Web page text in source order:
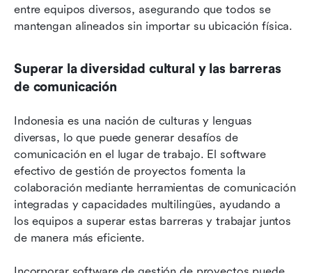
entre equipos diversos, asegurando que todos se
mantengan alineados sin importar su ubicación física.
Superar la diversidad cultural y las barreras
de comunicación
Indonesia es una nación de culturas y lenguas
diversas, lo que puede generar desafíos de
comunicación en el lugar de trabajo. El software
efectivo de gestión de proyectos fomenta la
colaboración mediante herramientas de comunicación
integradas y capacidades multilingües, ayudando a
los equipos a superar estas barreras y trabajar juntos
de manera más eficiente.